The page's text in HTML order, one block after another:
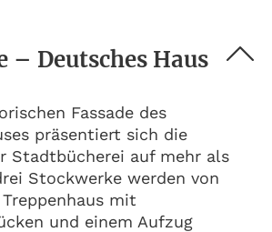
– Deutsches Haus
Fassade des
präsentiert sich die
Stadtbücherei auf mehr als
Stockwerke werden von
mit
und einem Aufzug